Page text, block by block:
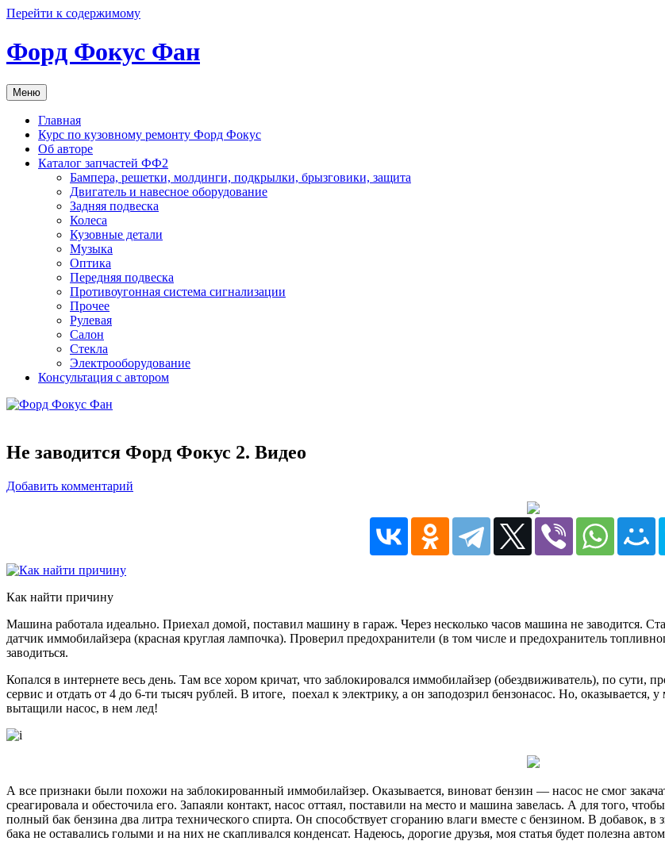
Перейти к содержимому
Форд Фокус Фан
Меню
Главная
Курс по кузовному ремонту Форд Фокус
Об авторе
Каталог запчастей ФФ2
Бампера, решетки, молдинги, подкрылки, брызговики, защита
Двигатель и навесное оборудование
Задняя подвеска
Колеса
Кузовные детали
Музыка
Оптика
Передняя подвеска
Противоугонная система сигнализации
Прочее
Рулевая
Салон
Стекла
Электрооборудование
Консультация с автором
Не заводится Форд Фокус 2. Видео
Добавить комментарий
Как найти причину
Машина работала идеально. Приехал домой, поставил машину в гараж. Через несколько часов машина не заводится.
датчик иммобилайзера (красная круглая лампочка). Проверил предохранители (в том числе и предохранитель
заводиться.
Копался в интернете весь день. Там все хором кричат, что заблокировался иммобилайзер (обездвиживатель), по сути,
сервис и отдать от 4 до 6-ти тысяч рублей. В итоге, поехал к электрику, а он заподозрил бензонасос. Но,
вытащили насос, в нем лед!
А все признаки были похожи на заблокированный иммобилайзер. Оказывается, виноват бензин — насос не смог
среагировала и обесточила его. Запаяли контакт, насос оттаял, поставили на место и машина завелась. А для того,
полный бак бензина два литра технического спирта. Он способствует сгоранию влаги вместе с бензином. В добавок,
бака не оставались голыми и на них не скапливался конденсат. Надеюсь, дорогие друзья, моя статья будет полезна